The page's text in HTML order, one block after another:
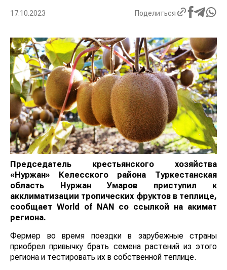
17.10.2023 Поделиться
Председатель крестьянского хозяйства
«Нуржан» Келесского района Туркестанская
область Нуржан Умаров приступил к
акклиматизации тропических фруктов в теплице,
сообщает World of NAN
со ссылкой на акимат
региона.
Фермер во время поездки в зарубежные страны
приобрел привычку брать семена растений из этого
региона и тестировать их в собственной теплице.